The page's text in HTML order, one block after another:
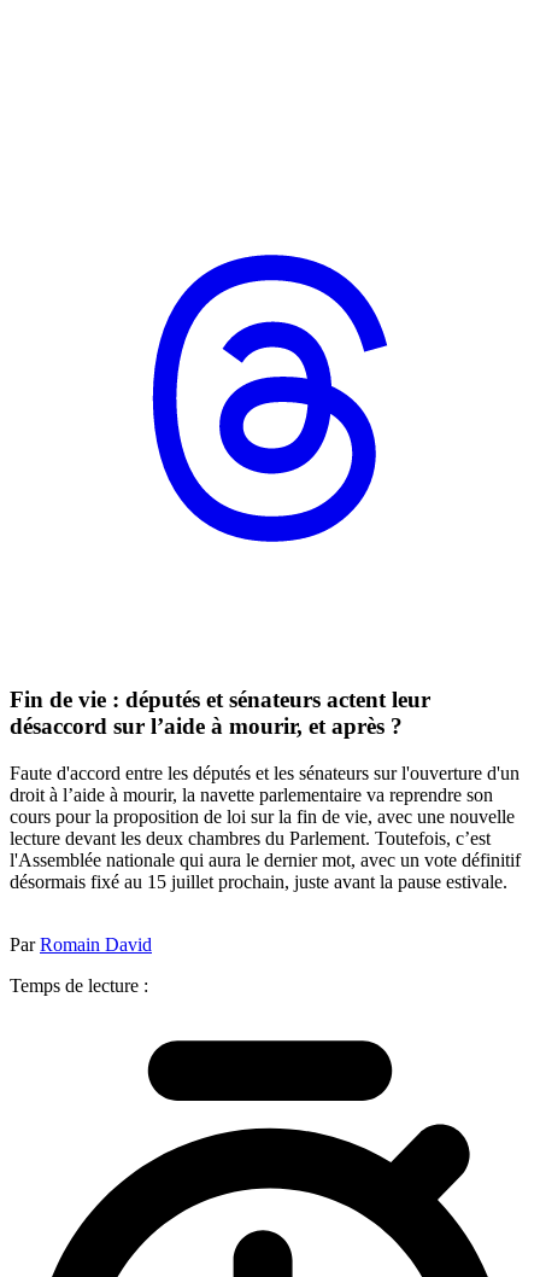
Fin de vie : députés et sénateurs actent leur
désaccord sur l’aide à mourir, et après ?
Faute d'accord entre les députés et les sénateurs sur l'ouverture d'un
droit à l’aide à mourir, la navette parlementaire va reprendre son
cours pour la proposition de loi sur la fin de vie, avec une nouvelle
lecture devant les deux chambres du Parlement. Toutefois, c’est
l'Assemblée nationale qui aura le dernier mot, avec un vote définitif
désormais fixé au 15 juillet prochain, juste avant la pause estivale.
ParRomain David
Temps de lecture :